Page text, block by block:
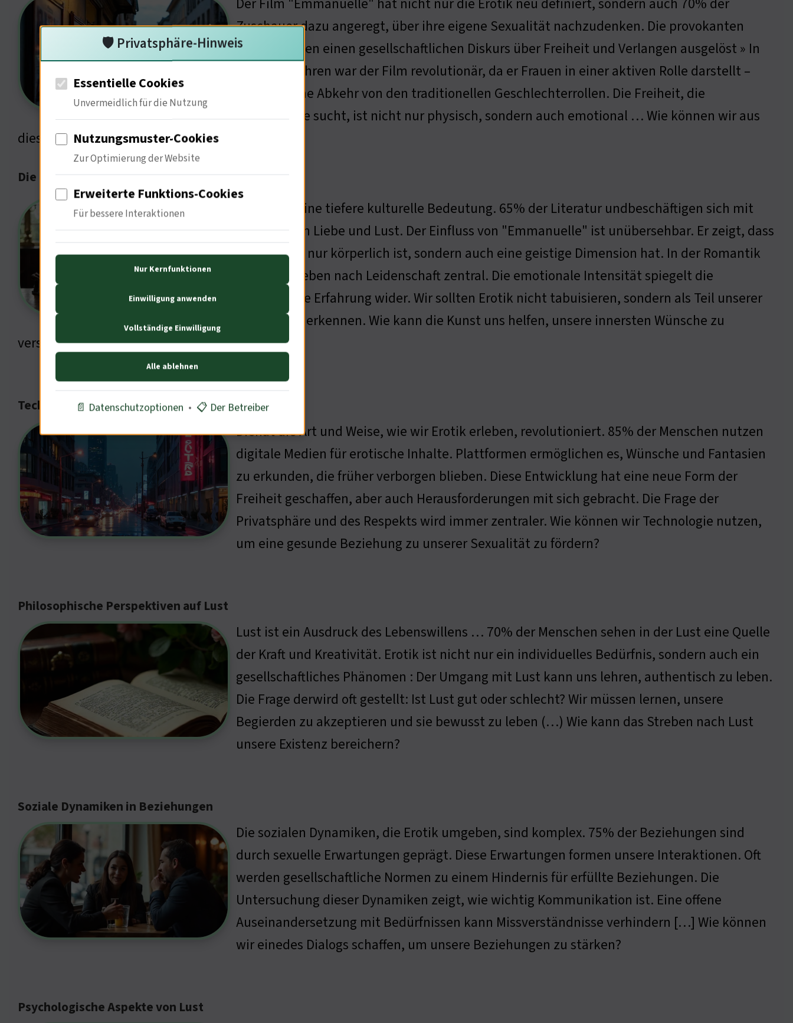
Der Film "Emmanuelle" hat nicht nur die Erotik neu definiert, sondern auch 70% der
Zuschauer dazu angeregt, über ihre eigene Sexualität nachzudenken. Die provokanten
Szenen haben einen gesellschaftlichen Diskurs über Freiheit und Verlangen ausgelöst » In
den 70er-Jahren war der Film revolutionär, da er Frauen in einer aktiven Rolle darstellt –
Dies war eine Abkehr von den traditionellen Geschlechterrollen. Die Freiheit, die
Emmanuelle sucht, ist nicht nur physisch, sondern auch emotional … Wie können wir aus
diesen Darstellungen lernen?
Die kulturelle Bedeutung von Erotik
Erotik hat eine tiefere kulturelle Bedeutung. 65% der Literatur undbeschäftigen sich mit
den Themen Liebe und Lust. Der Einfluss von "Emmanuelle" ist unübersehbar. Er zeigt, dass
Erotik nicht nur körperlich ist, sondern auch eine geistige Dimension hat. In der Romantik
war das Streben nach Leidenschaft zentral. Die emotionale Intensität spiegelt die
menschliche Erfahrung wider. Wir sollten Erotik nicht tabuisieren, sondern als Teil unserer
Identität anerkennen. Wie kann die Kunst uns helfen, unsere innersten Wünsche zu
verstehen?
Technologische Entwicklungen und Erotik
Diehat die Art und Weise, wie wir Erotik erleben, revolutioniert. 85% der Menschen nutzen
digitale Medien für erotische Inhalte. Plattformen ermöglichen es, Wünsche und Fantasien
zu erkunden, die früher verborgen blieben. Diese Entwicklung hat eine neue Form der
Freiheit geschaffen, aber auch Herausforderungen mit sich gebracht. Die Frage der
Privatsphäre und des Respekts wird immer zentraler. Wie können wir Technologie nutzen,
um eine gesunde Beziehung zu unserer Sexualität zu fördern?
Philosophische Perspektiven auf Lust
Lust ist ein Ausdruck des Lebenswillens … 70% der Menschen sehen in der Lust eine Quelle
der Kraft und Kreativität. Erotik ist nicht nur ein individuelles Bedürfnis, sondern auch ein
gesellschaftliches Phänomen : Der Umgang mit Lust kann uns lehren, authentisch zu leben.
Die Frage derwird oft gestellt: Ist Lust gut oder schlecht? Wir müssen lernen, unsere
Begierden zu akzeptieren und sie bewusst zu leben (…) Wie kann das Streben nach Lust
unsere Existenz bereichern?
Soziale Dynamiken in Beziehungen
Die sozialen Dynamiken, die Erotik umgeben, sind komplex. 75% der Beziehungen sind
durch sexuelle Erwartungen geprägt. Diese Erwartungen formen unsere Interaktionen. Oft
werden gesellschaftliche Normen zu einem Hindernis für erfüllte Beziehungen. Die
Untersuchung dieser Dynamiken zeigt, wie wichtig Kommunikation ist. Eine offene
Auseinandersetzung mit Bedürfnissen kann Missverständnisse verhindern […] Wie können
wir einedes Dialogs schaffen, um unsere Beziehungen zu stärken?
Psychologische Aspekte von Lust
🛡️ Privatsphäre-Hinweis
Essentielle Cookies
Unvermeidlich für die Nutzung
Nutzungsmuster-Cookies
Zur Optimierung der Website
Erweiterte Funktions-Cookies
Für bessere Interaktionen
Nur Kernfunktionen
Einwilligung anwenden
Vollständige Einwilligung
Alle ablehnen
📄 Datenschutzoptionen • 📋 Der Betreiber